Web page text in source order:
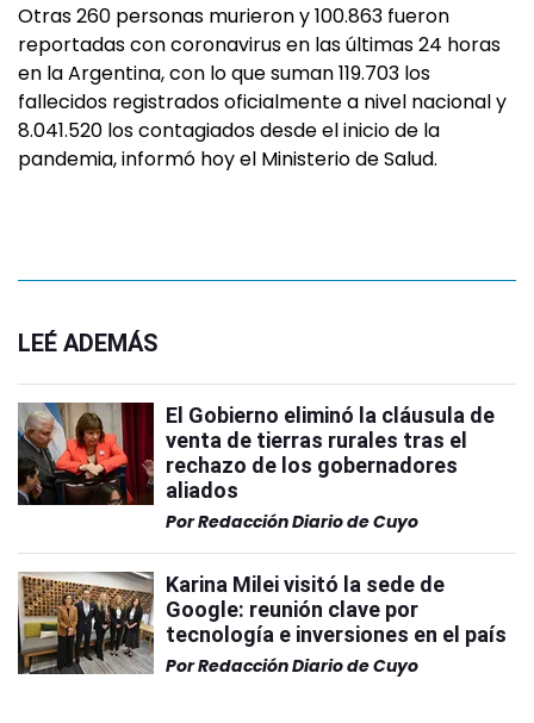
Otras 260 personas murieron y 100.863 fueron
reportadas con coronavirus en las últimas 24 horas
en la Argentina, con lo que suman 119.703 los
fallecidos registrados oficialmente a nivel nacional y
8.041.520 los contagiados desde el inicio de la
pandemia, informó hoy el Ministerio de Salud.
LEÉ ADEMÁS
El Gobierno eliminó la cláusula de
venta de tierras rurales tras el
rechazo de los gobernadores
aliados
PorRedacción Diario de Cuyo
Karina Milei visitó la sede de
Google: reunión clave por
tecnología e inversiones en el país
PorRedacción Diario de Cuyo